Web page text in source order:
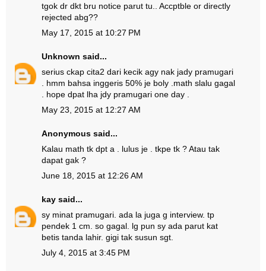
tgok dr dkt bru notice parut tu.. Accptble or directly
rejected abg??
May 17, 2015 at 10:27 PM
Unknown said...
serius ckap cita2 dari kecik agy nak jady pramugari
. hmm bahsa inggeris 50% je boly .math slalu gagal
. hope dpat lha jdy pramugari one day .
May 23, 2015 at 12:27 AM
Anonymous said...
Kalau math tk dpt a . lulus je . tkpe tk ? Atau tak
dapat gak ?
June 18, 2015 at 12:26 AM
kay said...
sy minat pramugari. ada la juga g interview. tp
pendek 1 cm. so gagal. lg pun sy ada parut kat
betis tanda lahir. gigi tak susun sgt.
July 4, 2015 at 3:45 PM